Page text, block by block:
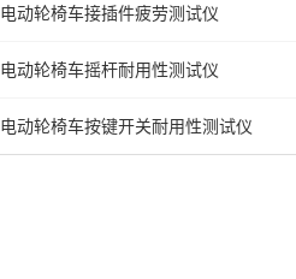
电动轮椅车接插件疲劳测试仪
电动轮椅车摇杆耐用性测试仪
电动轮椅车按键开关耐用性测试仪